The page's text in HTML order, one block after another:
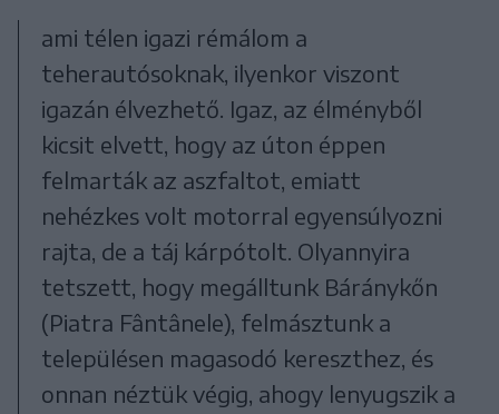
ami télen igazi rémálom a
teherautósoknak, ilyenkor viszont
igazán élvezhető. Igaz, az élményből
kicsit elvett, hogy az úton éppen
felmarták az aszfaltot, emiatt
nehézkes volt motorral egyensúlyozni
rajta, de a táj kárpótolt. Olyannyira
tetszett, hogy megálltunk Báránykőn
(Piatra Fântânele), felmásztunk a
településen magasodó kereszthez, és
onnan néztük végig, ahogy lenyugszik a